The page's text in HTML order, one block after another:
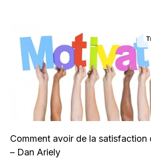
Enough Job" qui vous permet de
Pour elle, cela s'apparente à
subvention personnelle pour
Comment avoir de la satisfaction
– Dan Ariely